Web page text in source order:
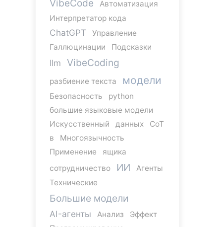
VibeCode
Автоматизация
Интерпретатор кода
ChatGPT
Управление
Галлюцинации
Подсказки
llm VibeCoding
разбиение текста модели
Безопасность
python
большие языковые модели
Искусственный
данных
CoT
в
Многоязычность
Применение
ящика
сотрудничество
ИИ
Агенты
Технические
Большие модели
AI-агенты Анализ
Эффект